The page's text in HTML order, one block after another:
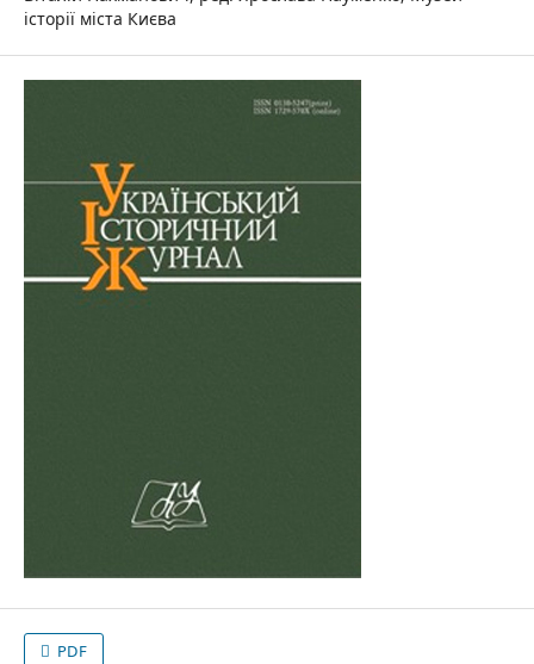
історії міста Києва
PDF